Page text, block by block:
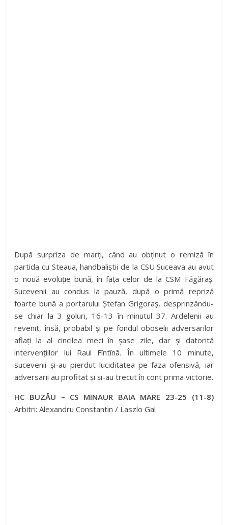
După surpriza de marți, când au obținut o remiză în
partida cu Steaua, handbaliștii de la CSU Suceava au avut
o nouă evoluție bună, în fața celor de la CSM Făgăraș.
Sucevenii au condus la pauză, după o primă repriză
foarte bună a portarului Ștefan Grigoraș, desprinzându-
se chiar la 3 goluri, 16-13 în minutul 37. Ardelenii au
revenit, însă, probabil și pe fondul oboselii adversarilor
aflați la al cincilea meci în șase zile, dar și datorită
intervențiilor lui Raul Fîntînă. În ultimele 10 minute,
sucevenii și-au pierdut luciditatea pe faza ofensivă, iar
adversarii au profitat și și-au trecut în cont prima victorie.
HC BUZĂU – CS MINAUR BAIA MARE 23-25 (11-8)
Arbitri: Alexandru Constantin / Laszlo Gal